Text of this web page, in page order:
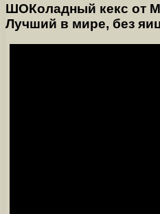
ШОКоладный кекс от
Лучший в мире, без